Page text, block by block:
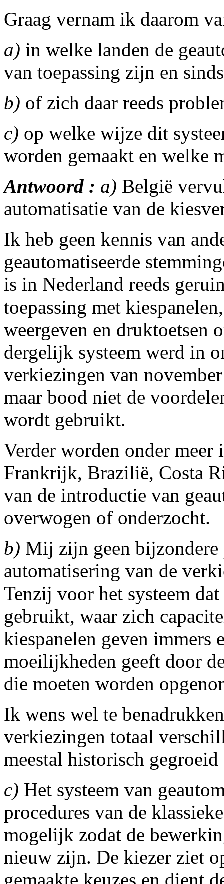
Graag vernam ik daarom
a) in welke landen de
van toepassing zijn en
b) of zich daar reeds
c) op welke wijze dit
worden gemaakt en welke
Antwoord : a) België
automatisatie van de
Ik heb geen kennis van
geautomatiseerde
is in Nederland reeds
toepassing met
weergeven en druktoetsen
dergelijk systeem werd in
verkiezingen van
maar bood niet de
wordt gebruikt.
Verder worden onder
Frankrijk, Brazilië, Costa
van de introductie van
overwogen of onderzocht.
b) Mij zijn geen bijzondere
automatisering van de
Tenzij voor het systeem
gebruikt, waar zich
kiespanelen geven immers
moeilijkheden geeft door
die moeten worden
Ik wens wel te
verkiezingen totaal
meestal historisch
c) Het systeem van
procedures van de
mogelijk zodat de
nieuw zijn. De kiezer ziet